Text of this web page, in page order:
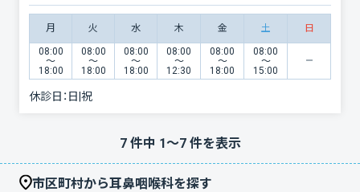
月 火 水 木 金 土 日
08:00
〜
18:00
08:00
〜
18:00
08:00
〜
18:00
08:00
〜
12:30
08:00
〜
18:00
08:00
〜
15:00
休診日： 日|祝
7件中 1〜7件を表示
市区町村から耳鼻咽喉科を探す